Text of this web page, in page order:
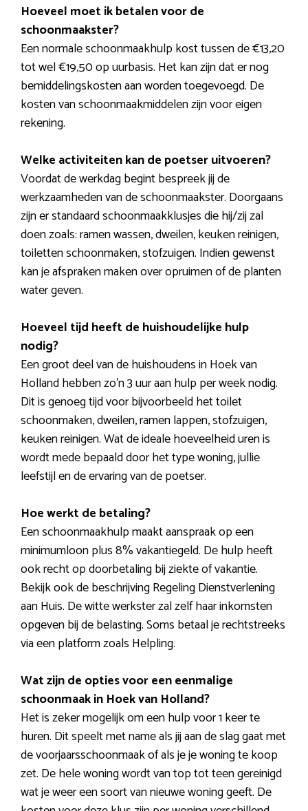
Hoeveel moet ik betalen voor de
schoonmaakster?
Een normale schoonmaakhulp kost tussen de €13,20
tot wel €19,50 op uurbasis. Het kan zijn dat er nog
bemiddelingskosten aan worden toegevoegd. De
kosten van schoonmaakmiddelen zijn voor eigen
rekening.
Welke activiteiten kan de poetser uitvoeren?
Voordat de werkdag begint bespreek jij de
werkzaamheden van de schoonmaakster. Doorgaans
zijn er standaard schoonmaakklusjes die hij/zij zal
doen zoals: ramen wassen, dweilen, keuken reinigen,
toiletten schoonmaken, stofzuigen. Indien gewenst
kan je afspraken maken over opruimen of de planten
water geven.
Hoeveel tijd heeft de huishoudelijke hulp
nodig?
Een groot deel van de huishoudens in Hoek van
Holland hebben zo’n 3 uur aan hulp per week nodig.
Dit is genoeg tijd voor bijvoorbeeld het toilet
schoonmaken, dweilen, ramen lappen, stofzuigen,
keuken reinigen. Wat de ideale hoeveelheid uren is
wordt mede bepaald door het type woning, jullie
leefstijl en de ervaring van de poetser.
Hoe werkt de betaling?
Een schoonmaakhulp maakt aanspraak op een
minimumloon plus 8% vakantiegeld. De hulp heeft
ook recht op doorbetaling bij ziekte of vakantie.
Bekijk ook de beschrijving Regeling Dienstverlening
aan Huis. De witte werkster zal zelf haar inkomsten
opgeven bij de belasting. Soms betaal je rechtstreeks
via een platform zoals Helpling.
Wat zijn de opties voor een eenmalige
schoonmaak in Hoek van Holland?
Het is zeker mogelijk om een hulp voor 1 keer te
huren. Dit speelt met name als jij aan de slag gaat met
de voorjaarsschoonmaak of als je je woning te koop
zet. De hele woning wordt van top tot teen gereinigd
wat je weer een soort van nieuwe woning geeft. De